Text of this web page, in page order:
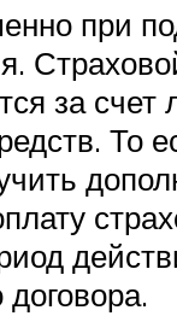
при
за счет
То
договора.